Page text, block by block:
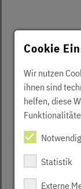
Cookie
Wir nutzen
ihnen sind
helfen, diese
Statistik
Externe